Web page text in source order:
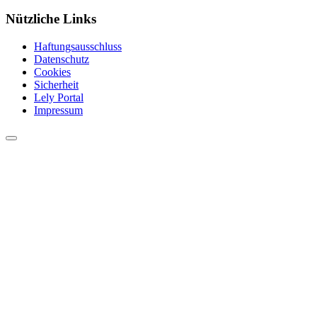
Nützliche Links
Haftungsausschluss
Datenschutz
Cookies
Sicherheit
Lely Portal
Impressum